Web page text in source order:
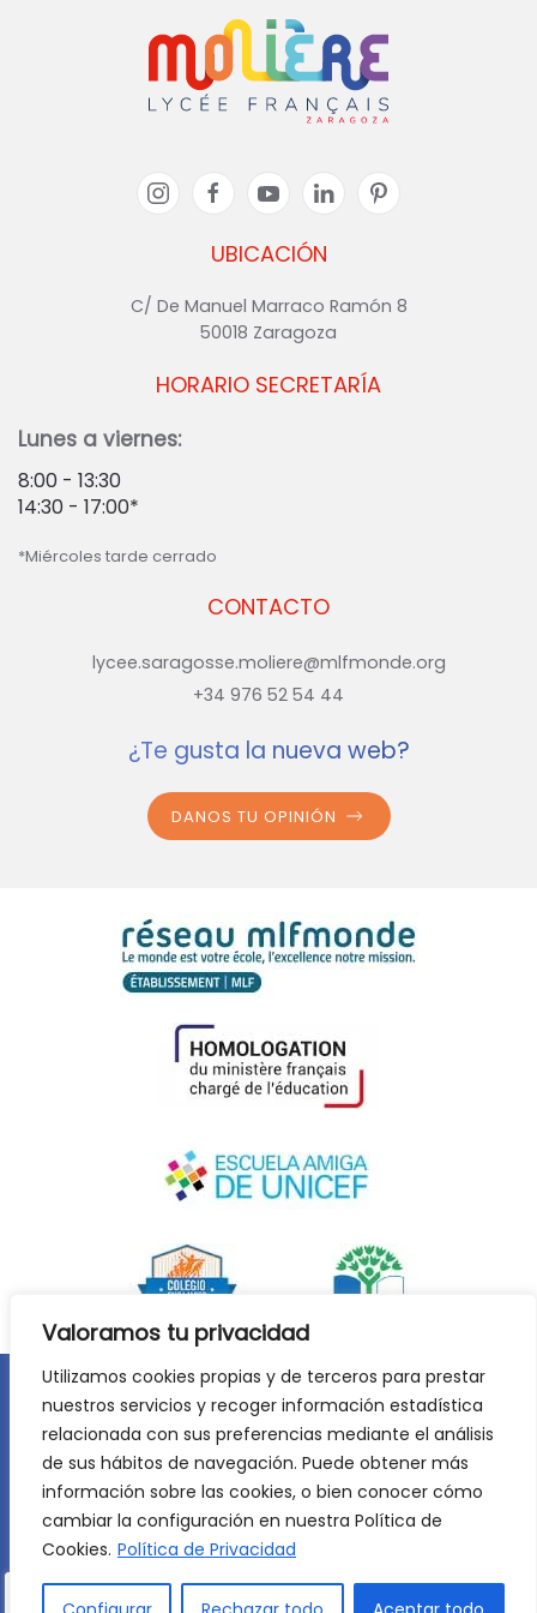
Valoramos tu privacidad
Utilizamos cookies propias y de terceros para prestar
nuestros servicios y recoger información estadística
relacionada con sus preferencias mediante el análisis
de sus hábitos de navegación. Puede obtener más
información sobre las cookies, o bien conocer cómo
cambiar la configuración en nuestra Política de
Cookies. Política de Privacidad
UBICACIÓN
C/ De Manuel Marraco Ramón 8
50018 Zaragoza
CONTACTO
lycee.saragosse.moliere@mlfmonde.org
+34 976 52 54 44
HORARIO SECRETARÍA
Lunes a viernes:
8:00 - 13:30
14:30 - 17:00*
*Miércoles tarde cerrado
¿Te gusta la nueva web?
DANOS TU OPINIÓN
Aviso legal
Política de privacidad
Política de cookies
©2026Lycée Français Molière de Zaragoza. Todos los
derechos reservados. Desarrollo web: